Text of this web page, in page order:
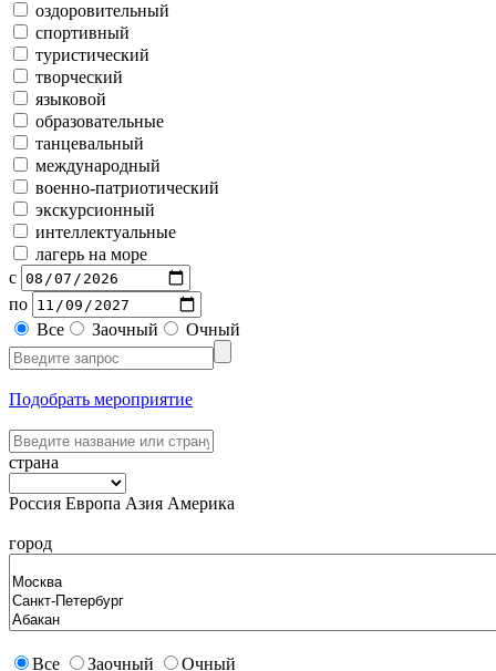
оздоровительный
спортивный
туристический
творческий
языковой
образовательные
танцевальный
международный
военно-патриотический
экскурсионный
интеллектуальные
лагерь на море
с
по
Все
Заочный Очный
Подобрать мероприятие
страна
Россия Европа Азия Америка
город
Все Заочный
Очный